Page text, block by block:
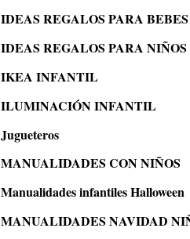
IDEAS REGALOS PARA BEBES
IDEAS REGALOS PARA NIÑOS
IKEA INFANTIL
ILUMINACIÓN INFANTIL
Jugueteros
MANUALIDADES CON NIÑOS
Manualidades infantiles Halloween
MANUALIDADES NAVIDAD